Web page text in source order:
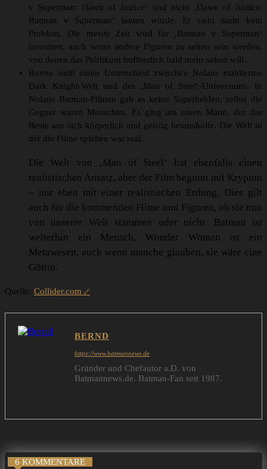
v Superman: Dawn of Justice‘ und nicht ‚Dawn of Justice:
Batman v Superman‘ lauten würde. Er sieht darin kein
Problem. Die meiste Zeit wird für ‚Batman v Superman‘
investiert, auch wenn andere Figuren zu sehen sein werden,
von denen das Publikum hoffentlich bald mehr sehen will.
Roven sieht einen Unterschied zwischen Nolans etablierten
Dark Knight-Welt und des ‚Man of Steel‘-Universums. In
Nolans Batman-Filmen gab es keine Superhelden, selbst die
Gegner waren Menschen. Es ging um einen Mann, der das
Beste aus sich körperlich und geistig herausholte. Die Welt in
der die Filme spielten war real.
Die Welt von ‚Man of Steel‘ hat ebenfalls einen
realistischen Ansatz, aber der Film beginnt mit Krypton
– nur eben mit einer realistischen Erdung. Dies gilt
auch für die kommenden Filme und Figuren, ob sie nun
von unserer Welt stammen oder nicht. Batman ist
weiterhin ein Mensch, Wonder Woman ist ein
Metawesen, auch wenn manche glauben, sie wäre eine
Göttin.
Quelle: Collider.com
BERND
https://www.batmannews.de
Gründer und Chefautor a.D. von
Batmannews.de. Batman-Fan seit 1987.
6 KOMMENTARE